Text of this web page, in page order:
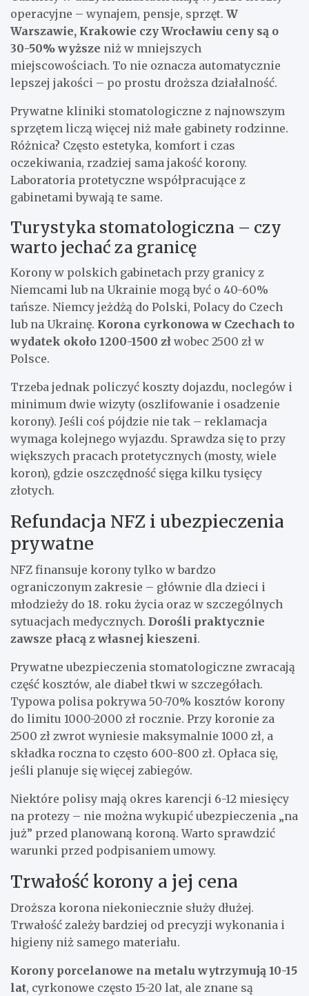
operacyjne – wynajem, pensje, sprzęt. W
Warszawie, Krakowie czy Wrocławiu ceny są o
30-50% wyższe niż w mniejszych
miejscowościach. To nie oznacza automatycznie
lepszej jakości – po prostu droższa działalność.
Prywatne kliniki stomatologiczne z najnowszym
sprzętem liczą więcej niż małe gabinety rodzinne.
Różnica? Często estetyka, komfort i czas
oczekiwania, rzadziej sama jakość korony.
Laboratoria protetyczne współpracujące z
gabinetami bywają te same.
Turystyka stomatologiczna – czy
warto jechać za granicę
Korony w polskich gabinetach przy granicy z
Niemcami lub na Ukrainie mogą być o 40-60%
tańsze. Niemcy jeżdżą do Polski, Polacy do Czech
lub na Ukrainę. Korona cyrkonowa w Czechach to
wydatek około 1200-1500 zł wobec 2500 zł w
Polsce.
Trzeba jednak policzyć koszty dojazdu, noclegów i
minimum dwie wizyty (oszlifowanie i osadzenie
korony). Jeśli coś pójdzie nie tak – reklamacja
wymaga kolejnego wyjazdu. Sprawdza się to przy
większych pracach protetycznych (mosty, wiele
koron), gdzie oszczędność sięga kilku tysięcy
złotych.
Refundacja NFZ i ubezpieczenia
prywatne
NFZ finansuje korony tylko w bardzo
ograniczonym zakresie – głównie dla dzieci i
młodzieży do 18. roku życia oraz w szczególnych
sytuacjach medycznych. Dorośli praktycznie
zawsze płacą z własnej kieszeni.
Prywatne ubezpieczenia stomatologiczne zwracają
część kosztów, ale diabeł tkwi w szczegółach.
Typowa polisa pokrywa 50-70% kosztów korony
do limitu 1000-2000 zł rocznie. Przy koronie za
2500 zł zwrot wyniesie maksymalnie 1000 zł, a
składka roczna to często 600-800 zł. Opłaca się,
jeśli planuje się więcej zabiegów.
Niektóre polisy mają okres karencji 6-12 miesięcy
na protezy – nie można wykupić ubezpieczenia „na
już” przed planowaną koroną. Warto sprawdzić
warunki przed podpisaniem umowy.
Trwałość korony a jej cena
Droższa korona niekoniecznie służy dłużej.
Trwałość zależy bardziej od precyzji wykonania i
higieny niż samego materiału.
Korony porcelanowe na metalu wytrzymują 10-15
lat, cyrkonowe często 15-20 lat, ale znane są